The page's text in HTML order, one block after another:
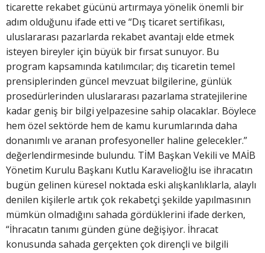
ticarette rekabet gücünü artırmaya yönelik önemli bir
adım olduğunu ifade etti ve “Dış ticaret sertifikası,
uluslararası pazarlarda rekabet avantajı elde etmek
isteyen bireyler için büyük bir fırsat sunuyor. Bu
program kapsamında katılımcılar; dış ticaretin temel
prensiplerinden güncel mevzuat bilgilerine, günlük
prosedürlerinden uluslararası pazarlama stratejilerine
kadar geniş bir bilgi yelpazesine sahip olacaklar. Böylece
hem özel sektörde hem de kamu kurumlarında daha
donanımlı ve aranan profesyoneller haline gelecekler.”
değerlendirmesinde bulundu. TİM Başkan Vekili ve MAİB
Yönetim Kurulu Başkanı Kutlu Karavelioğlu ise ihracatın
bugün gelinen küresel noktada eski alışkanlıklarla, alaylı
denilen kişilerle artık çok rekabetçi şekilde yapılmasının
mümkün olmadığını sahada gördüklerini ifade derken,
“İhracatın tanımı günden güne değişiyor. İhracat
konusunda sahada gerçekten çok dirençli ve bilgili